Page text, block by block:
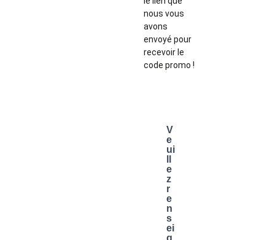
nous vous
avons
envoyé pour
recevoir le
code promo !
V
e
ui
e
z
r
e
n
s
ei
g